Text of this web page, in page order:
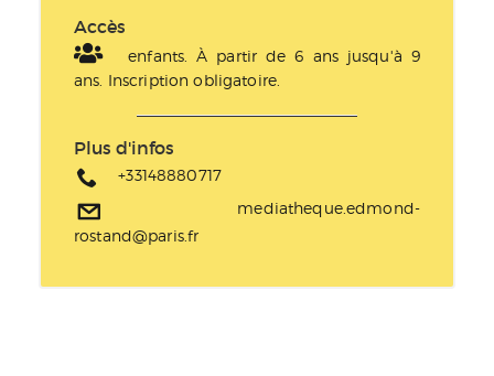
Accès
enfants. À partir de 6 ans jusqu'à 9
ans. Inscription obligatoire.
Plus d'infos
+33148880717
mediatheque.edmond-
rostand@paris.fr